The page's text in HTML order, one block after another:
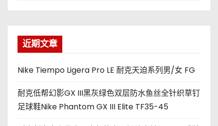
近期文章
Nike Tiempo Ligera Pro LE 耐克天迫系列男/女 FG
耐克低帮幻影GX III黑灰绿色双层防水鱼丝全针织草钉
足球鞋Nike Phantom GX III Elite TF35-45